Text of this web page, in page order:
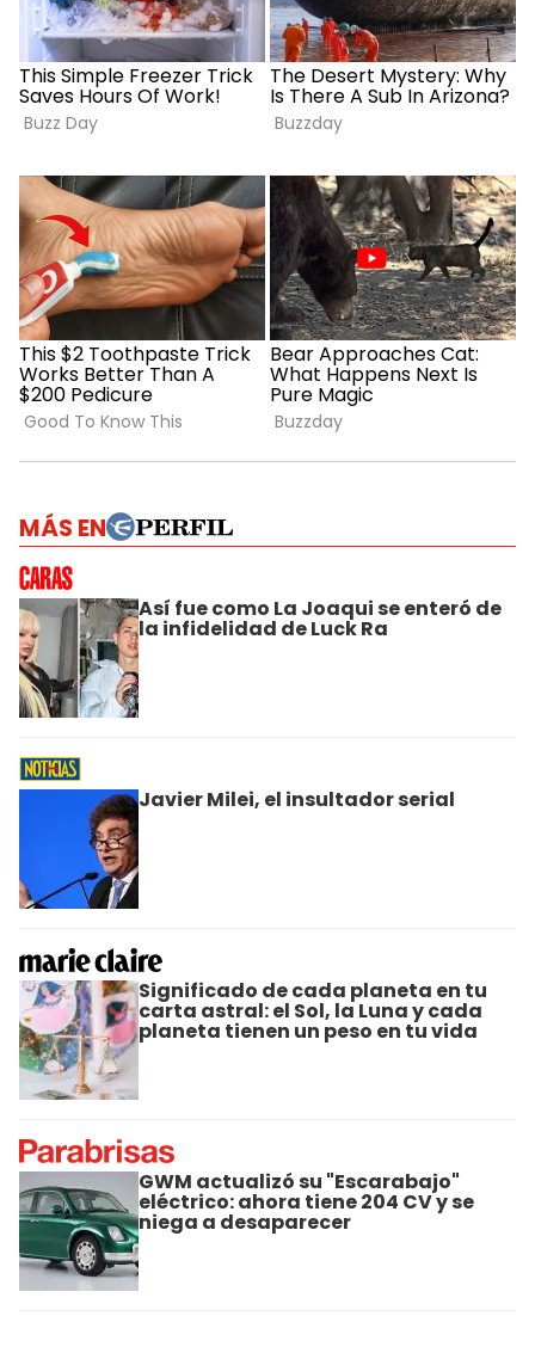
MÁS EN
Así fue como La Joaqui se enteró de
la infidelidad de Luck Ra
Javier Milei, el insultador serial
Significado de cada planeta en tu
carta astral: el Sol, la Luna y cada
planeta tienen un peso en tu vida
GWM actualizó su "Escarabajo"
eléctrico: ahora tiene 204 CV y se
niega a desaparecer